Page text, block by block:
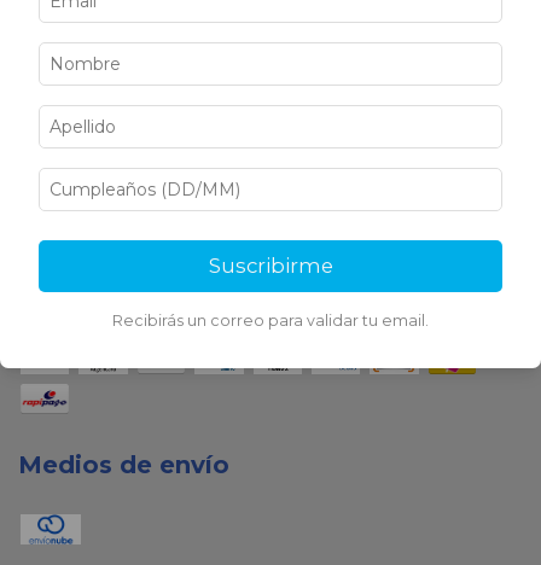
Sigamos conectados
Medios de pago
Medios de envío
Suscribirme
Recibirás un correo para validar tu email.